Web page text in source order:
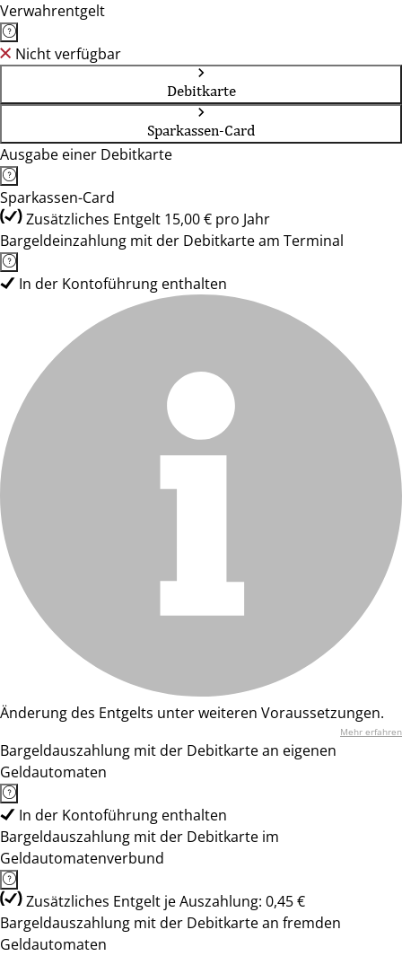
Verwahrentgelt
Nicht verfügbar
Debitkarte
Sparkassen-Card
Ausgabe einer Debitkarte
Sparkassen-Card
Zusätzliches Entgelt 15,00 € pro Jahr
Bargeldeinzahlung mit der Debitkarte am Terminal
In der Kontoführung enthalten
Änderung des Entgelts unter weiteren Voraussetzungen.
Mehr erfahren
Bargeldauszahlung mit der Debitkarte an eigenen
Geldautomaten
In der Kontoführung enthalten
Bargeldauszahlung mit der Debitkarte im
Geldautomatenverbund
Zusätzliches Entgelt je Auszahlung: 0,45 €
Bargeldauszahlung mit der Debitkarte an fremden
Geldautomaten